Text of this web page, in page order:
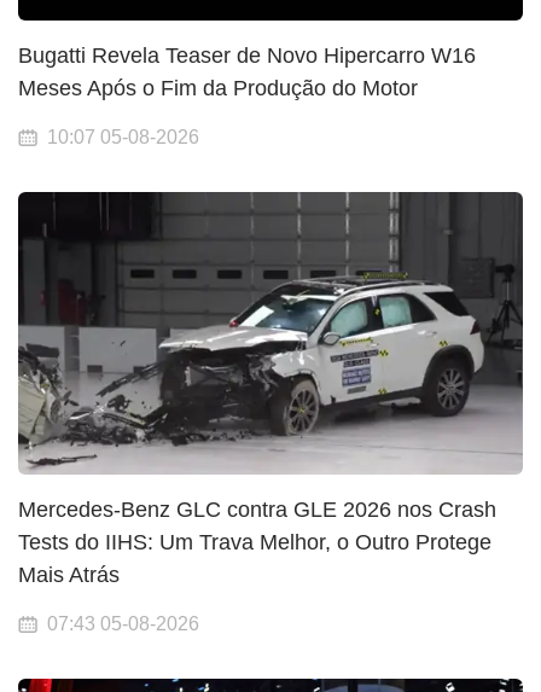
Bugatti Revela Teaser de Novo Hipercarro W16
Meses Após o Fim da Produção do Motor
10:07 05-08-2026
Mercedes-Benz GLC contra GLE 2026 nos Crash
Tests do IIHS: Um Trava Melhor, o Outro Protege
Mais Atrás
07:43 05-08-2026